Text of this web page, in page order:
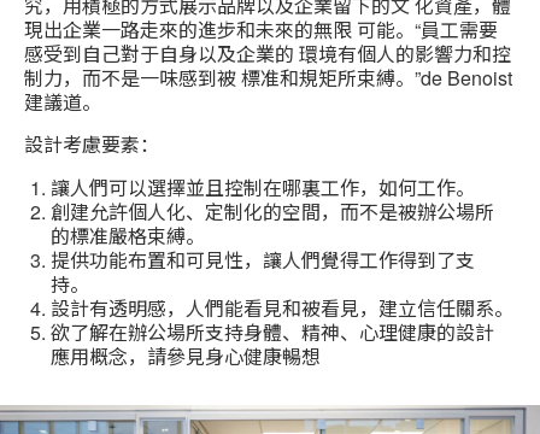
現出企業一路走來的進步和未來的無限 可能。“員工需要
感受到自己對于自身以及企業的 環境有個人的影響力和控
制力，而不是一味感到被 標准和規矩所束縛。”de Benoist
建議道。
設計考慮要素：
讓人們可以選擇並且控制在哪裏工作，如何工作。
創建允許個人化、定制化的空間，而不是被辦公場所
的標准嚴格束縛。
提供功能布置和可見性，讓人們覺得工作得到了支
持。
設計有透明感，人們能看見和被看見，建立信任關系。
欲了解在辦公場所支持身體、精神、心理健康的設計
應用概念，請參見身心健康暢想